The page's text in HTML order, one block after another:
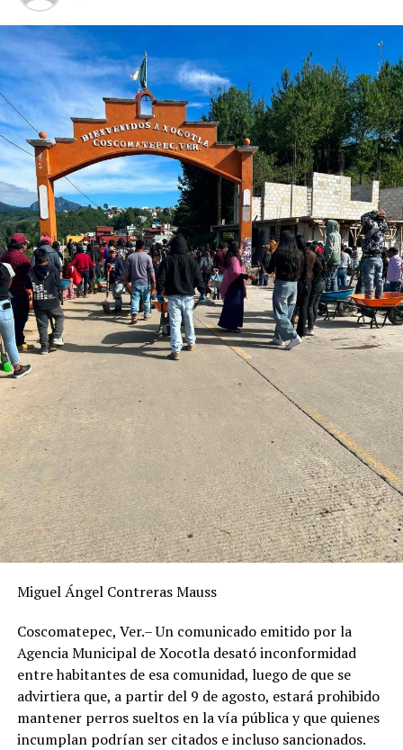
Superior de Zongolica.
Finalmente, acompañado por el alcalde de Zongolica,
Benito Aguas Atlahua, y el director del Instituto de
Espacios Educativos, Ricardo García Jiménez, reiteró que
las niñas, los niños y jóvenes son el motor del trabajo
que se realiza desde la SEV, como lo establece la Nueva
Escuela Mexicana al colocar a la comunidad educativa en
el centro.
RELATED TOPICS:
DESPUÉS
Cumple alcalde Gerardo Rosales con una obra más
ANTES
Rosales rechaza que Fortín vaya a vender agua Córdoba
Miguel Ángel Contreras Mauss
Coscomatepec, Ver.– Un comunicado emitido por la
Agencia Municipal de Xocotla desató inconformidad
entre habitantes de esa comunidad, luego de que se
advirtiera que, a partir del 9 de agosto, estará prohibido
mantener perros sueltos en la vía pública y que quienes
incumplan podrían ser citados e incluso sancionados.